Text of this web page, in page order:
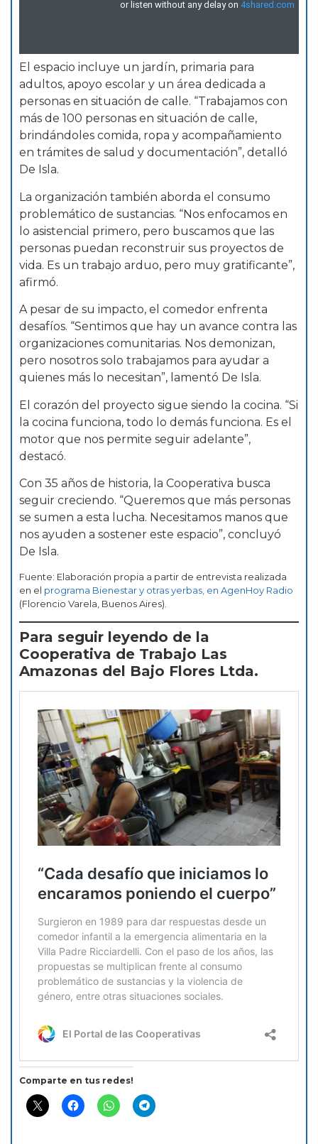
El espacio incluye un jardín, primaria para
adultos, apoyo escolar y un área dedicada a
personas en situación de calle. “Trabajamos con
más de 100 personas en situación de calle,
brindándoles comida, ropa y acompañamiento
en trámites de salud y documentación”, detalló
De Isla.
La organización también aborda el consumo
problemático de sustancias. “Nos enfocamos en
lo asistencial primero, pero buscamos que las
personas puedan reconstruir sus proyectos de
vida. Es un trabajo arduo, pero muy gratificante”,
afirmó.
A pesar de su impacto, el comedor enfrenta
desafíos. “Sentimos que hay un avance contra las
organizaciones comunitarias. Nos demonizan,
pero nosotros solo trabajamos para ayudar a
quienes más lo necesitan”, lamentó De Isla.
El corazón del proyecto sigue siendo la cocina. “Si
la cocina funciona, todo lo demás funciona. Es el
motor que nos permite seguir adelante”,
destacó.
Con 35 años de historia, la Cooperativa busca
seguir creciendo. “Queremos que más personas
se sumen a esta lucha. Necesitamos manos que
nos ayuden a sostener este espacio”, concluyó
De Isla.
Fuente: Elaboración propia a partir de entrevista realizada
en el programa Bienestar y otras yerbas, en AgenHoy Radio
(Florencio Varela, Buenos Aires).
Para seguir leyendo de la
Cooperativa de Trabajo Las
Amazonas del Bajo Flores Ltda.
Comparte en tus redes!